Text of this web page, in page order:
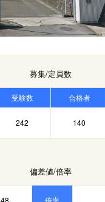
募集/定員数
受験数 合格者
242 140
偏差値/倍率